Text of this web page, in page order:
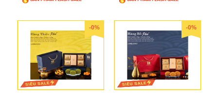
-0% -0%